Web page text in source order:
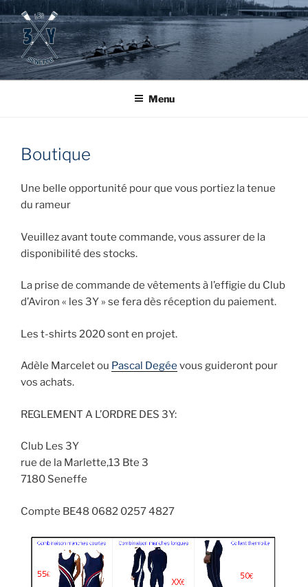
Aller
au
contenu
principal
Menu
Boutique
Une belle opportunité pour que vous portiez la tenue
du rameur
Veuillez avant toute commande, vous assurer de la
disponibilité des stocks.
La prise de commande de vêtements à l’effigie du Club
d’Aviron « les 3Y » se fera dès réception du paiement.
Les t-shirts 2020 sont en projet.
Adèle Marcelet ou Pascal Degée vous guideront pour
vos achats.
REGLEMENT A L’ORDRE DES 3Y:
Club Les 3Y
rue de la Marlette,13 Bte 3
7180 Seneffe
Compte BE48 0682 0257 4827